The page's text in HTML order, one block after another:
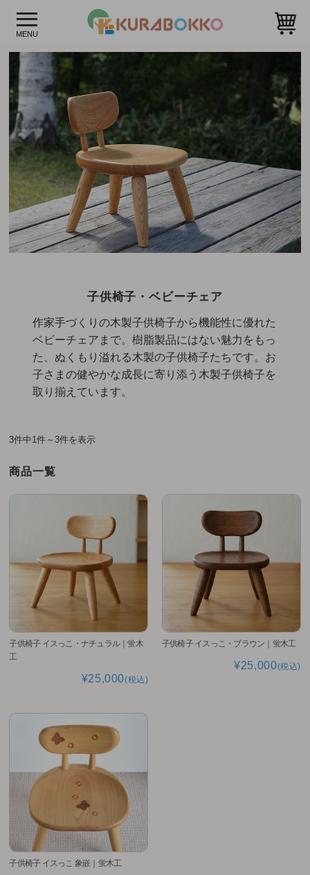
子供椅子・ベビーチェア
作家手づくりの木製子供椅子から機能性に優れた
ベビーチェアまで。樹脂製品にはない魅力をもっ
た、ぬくもり溢れる木製の子供椅子たちです。お
子さまの健やかな成長に寄り添う木製子供椅子を
取り揃えています。
3件中1件～3件を表示
商品一覧
子供椅子 イスっこ・ナチュラル｜蛍木
工
¥25,000(税込)
子供椅子 イスっこ・ブラウン｜蛍木工
¥25,000(税込)
子供椅子 イスっこ 象嵌｜蛍木工